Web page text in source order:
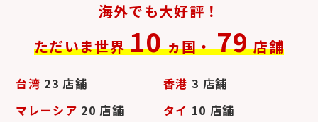
海外でも大好評！
ただいま世界 10 ヵ国・ 79 店舗
台湾 23 店舗 香港 3 店舗
マレーシア 20 店舗 タイ 10 店舗